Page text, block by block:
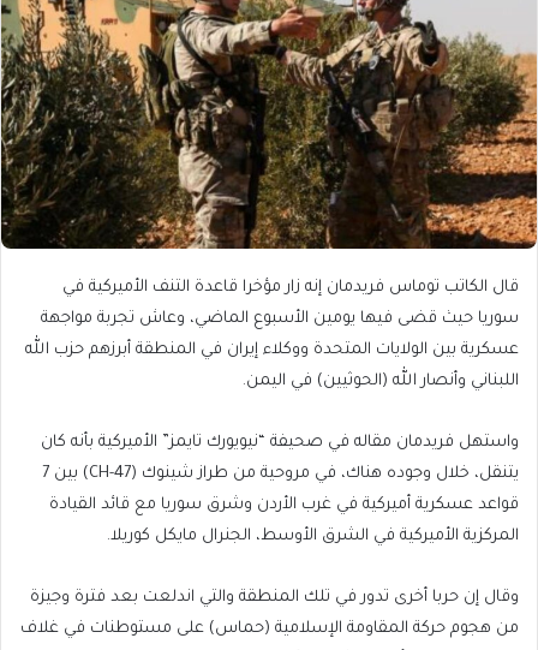
قال الكاتب توماس فريدمان إنه زار مؤخرا قاعدة التنف الأميركية في
سوريا حيث قضى فيها يومين الأسبوع الماضي، وعاش تجربة مواجهة
عسكرية بين الولايات المتحدة ووكلاء إيران في المنطقة أبرزهم حزب الله
اللبناني وأنصار الله (الحوثيين) في اليمن.
واستهل فريدمان مقاله في صحيفة “نيويورك تايمز” الأميركية بأنه كان
يتنقل، خلال وجوده هناك، في مروحية من طراز شينوك (CH-47) بين 7
قواعد عسكرية أميركية في غرب الأردن وشرق سوريا مع قائد القيادة
المركزية الأميركية في الشرق الأوسط، الجنرال مايكل كوريلا.
وقال إن حربا أخرى تدور في تلك المنطقة والتي اندلعت بعد فترة وجيزة
من هجوم حركة المقاومة الإسلامية (حماس) على مستوطنات في غلاف